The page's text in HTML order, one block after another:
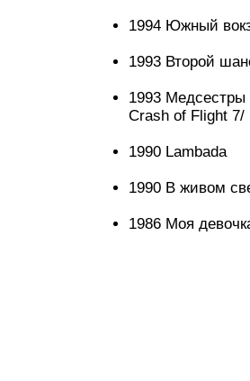
1994 Южный
1993 Второй
1993 Медсестры
Crash of Flight 7/
1990 Lambada
1990 В живом
1986 Моя